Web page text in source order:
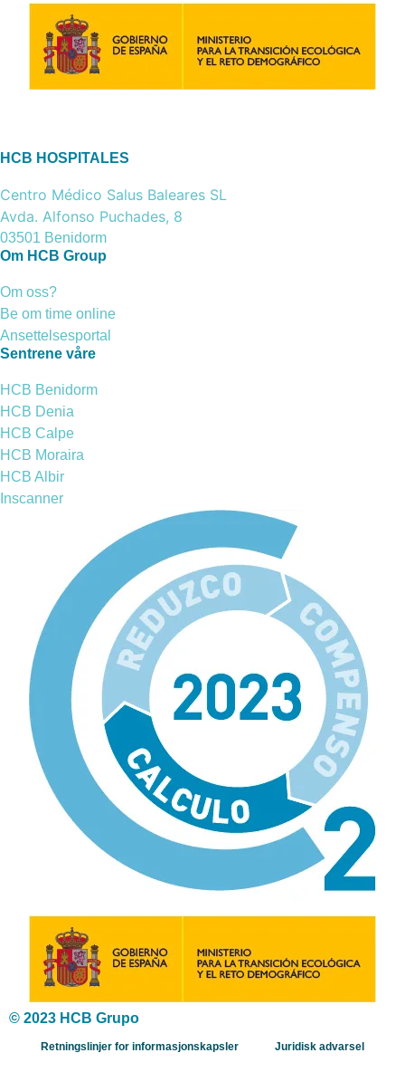
HCB HOSPITALES
Centro Médico Salus Baleares SL
Avda. Alfonso Puchades, 8
03501 Benidorm
Om HCB Group
Om oss?
Be om time online
Ansettelsesportal
Sentrene våre
HCB Benidorm
HCB Denia
HCB Calpe
HCB Moraira
HCB Albir
Inscanner
© 2023 HCB Grupo
Retningslinjer for informasjonskapsler Juridisk advarsel